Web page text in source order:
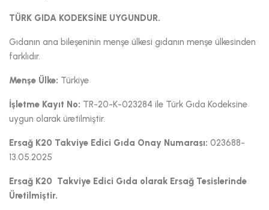
TÜRK GIDA KODEKSİNE UYGUNDUR.
Gıdanın ana bileşeninin menşe ülkesi gıdanın menşe ülkesinden
farklıdır.
Menşe Ülke: Türkiye
İşletme Kayıt No: TR-20-K-023284 ile Türk Gıda Kodeksine
uygun olarak üretilmiştir.
Ersağ K20 Takviye Edici Gıda Onay Numarası: 023688-
13.05.2025
Ersağ K20 Takviye Edici Gıda olarak Ersağ Tesislerinde
Üretilmiştir.